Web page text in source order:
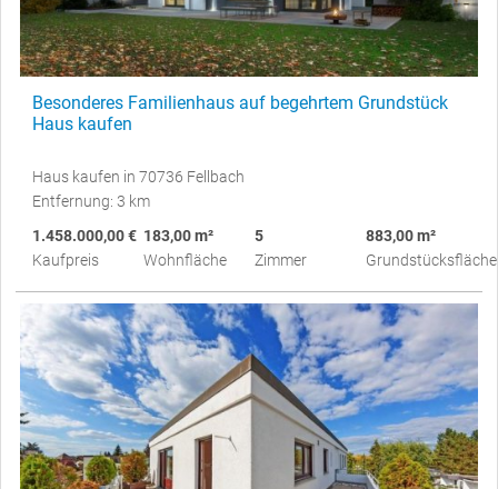
Besonderes Familienhaus auf begehrtem Grundstück
Haus kaufen
Haus kaufen in 70736 Fellbach
Entfernung: 3 km
1.458.000,00 €
Kaufpreis
183,00 m²
Wohnfläche
5
Zimmer
883,00 m²
Grundstücksfläche